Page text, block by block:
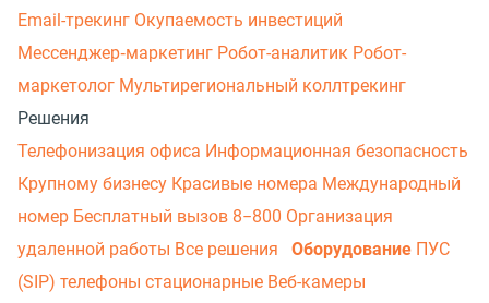
Email-трекинг Окупаемость инвестиций
Мессенджер‑маркетинг Робот-аналитик Робот-
маркетолог Мультирегиональный коллтрекинг
Решения
Телефонизация офиса Информационная безопасность
Крупному бизнесу Красивые номера Международный
номер Бесплатный вызов 8−800 Организация
удаленной работы Все решения Оборудование ПУС
(SIP) телефоны стационарные Веб-камеры